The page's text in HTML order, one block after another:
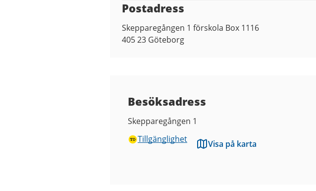
Postadress
Skepparegången 1 förskola Box 1116
405 23 Göteborg
Besöksadress
Skepparegången 1
Tillgänglighet
Visa på karta